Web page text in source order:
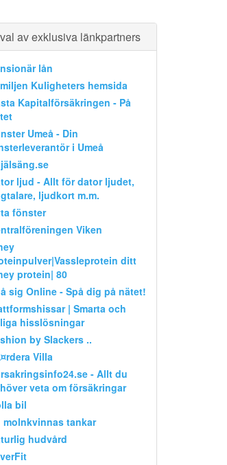
av exklusiva länkpartners
lån
Kuligheters hemsida
Kapitalförsäkringen - På
Umeå - Din
i Umeå
ljud - Allt för dator ljudet,
ljudkort m.m.
fönster
Viken
ditt
protein| 80
sig Online - Spå dig på nätet!
| Smarta och
hisslösningar
by Slackers ..
Villa
- Allt du
veta om försäkringar
bil
molnkvinnas tankar
hudvård